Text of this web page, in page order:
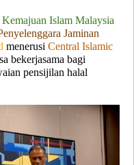
Kemajuan Islam Malaysia
Jaminan
menerusi Central Islamic
bekerjasama bagi
pensijilan halal